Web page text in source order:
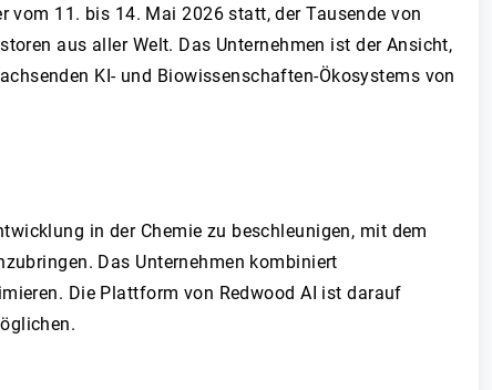
vom 11. bis 14. Mai 2026 statt, der Tausende von
aus aller Welt. Das Unternehmen ist der Ansicht,
KI- und Biowissenschaften-Ökosystems von
in der Chemie zu beschleunigen, mit dem
Das Unternehmen kombiniert
Die Plattform von Redwood AI ist darauf